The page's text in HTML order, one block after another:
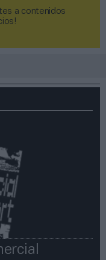
a contenidos